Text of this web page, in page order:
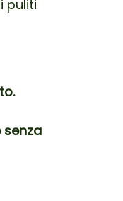
puliti
senza